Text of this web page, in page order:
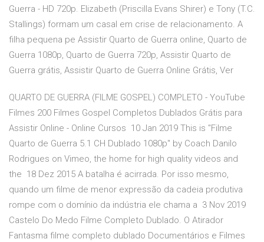
Guerra - HD 720p. Elizabeth (Priscilla Evans Shirer) e Tony (T.C.
Stallings) formam um casal em crise de relacionamento. A
filha pequena pe Assistir Quarto de Guerra online, Quarto de
Guerra 1080p, Quarto de Guerra 720p, Assistir Quarto de
Guerra grátis, Assistir Quarto de Guerra Online Grátis, Ver
QUARTO DE GUERRA (FILME GOSPEL) COMPLETO - YouTube
Filmes 200 Filmes Gospel Completos Dublados Grátis para
Assistir Online - Online Cursos 10 Jan 2019 This is "Filme
Quarto de Guerra 5.1 CH Dublado 1080p" by Coach Danilo
Rodrigues on Vimeo, the home for high quality videos and
the 18 Dez 2015 A batalha é acirrada. Por isso mesmo,
quando um filme de menor expressão da cadeia produtiva
rompe com o domínio da indústria ele chama a 3 Nov 2019
Castelo Do Medo Filme Completo Dublado. O Atirador
Fantasma filme completo dublado Documentários e Filmes